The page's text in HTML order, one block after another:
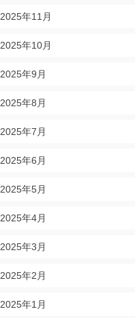
2025年11月
2025年10月
2025年9月
2025年8月
2025年7月
2025年6月
2025年5月
2025年4月
2025年3月
2025年2月
2025年1月